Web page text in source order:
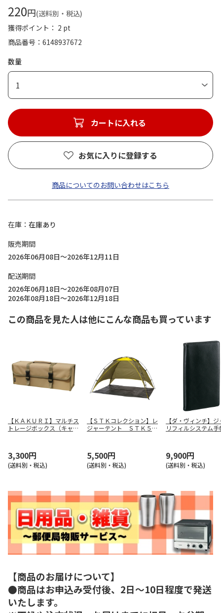
220円(送料別・税込)
獲得ポイント： 2 pt
商品番号
6148937672
数量
1
カートに入れる
お気に入りに登録する
商品についてのお問い合わせはこちら
在庫
在庫あり
販売期間
2026年06月08日～2026年12月11日
配送期間
2026年06月18日～2026年08月07日
2026年08月18日～2026年12月18日
この商品を見た人は他にこんな商品も買っています
【ＫＡＫＵＲＩ】マルチス
トレージボックス（キャメ
3,300円
(送料別・税込)
【ＳＴＫコレクション】レ
ジャーテント ＳＴＫ５０
5,500円
(送料別・税込)
【ダ・ヴィンチ】
リフィルシステム
9,900円
(送料別・税込)
【商品のお届けについて】
●商品はお申込み受付後、2日～10日程度で発送
いたします。